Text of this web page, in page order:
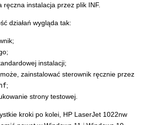
ręczna instalacja przez plik INF.
działań wygląda tak:
instalacji;
zainstalować sterownik ręcznie przez
;
strony testowej.
kroki po kolei, HP LaserJet 1022nw